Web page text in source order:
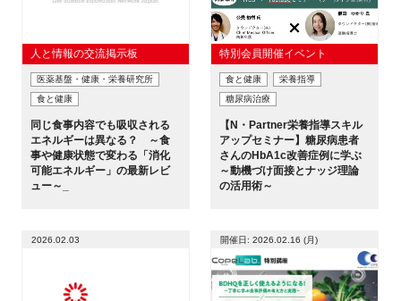
人と情報の交流掲示板
医薬基盤・健康・栄養研究所
食と健康
同じ食事内容でも吸収される
エネルギーは異なる？ ～食
事や健康状態で変わる「消化
可能エネルギー」の最新レビ
ュー～_
特別会員開催イベント
食と健康
栄養指導
糖尿病治療
【N・Partner栄養指導スキル
アップセミナー】糖尿病患者
さんのHbA1c改善症例に学ぶ
～動機づけ面接とナッジ理論
の活用術～
2026.02.03 開催日: 2026.02.16 (月)